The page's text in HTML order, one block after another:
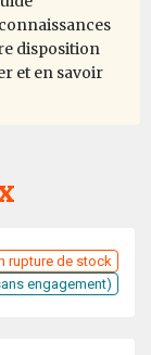
disposition
et en savoir
rupture de stock
engagement)